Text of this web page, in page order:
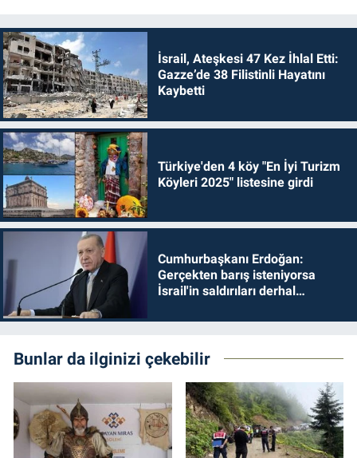
İsrail, Ateşkesi 47 Kez İhlal Etti:
Gazze’de 38 Filistinli Hayatını
Kaybetti
Türkiye'den 4 köy "En İyi Turizm
Köyleri 2025" listesine girdi
Cumhurbaşkanı Erdoğan:
Gerçekten barış isteniyorsa
İsrail'in saldırıları derhal
Bunlar da ilginizi çekebilir